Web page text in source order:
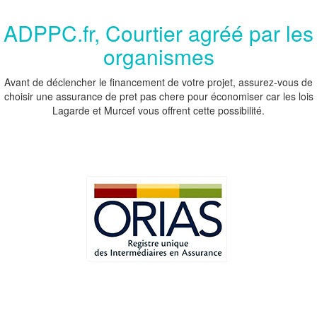
ADPPC.fr, Courtier agréé par les
organismes
Avant de déclencher le financement de votre projet, assurez-vous de
choisir une assurance de pret pas chere pour économiser car les lois
Lagarde et Murcef vous offrent cette possibilité.